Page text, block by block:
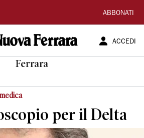
ABBONATI
ACCEDI
Ferrara
per il Delta